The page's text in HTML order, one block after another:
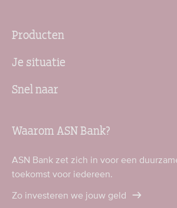
Producten
Je situatie
Snel naar
Waarom ASN Bank?
ASN Bank zet zich in voor een
toekomst voor iedereen.
Zo investeren we jouw geld